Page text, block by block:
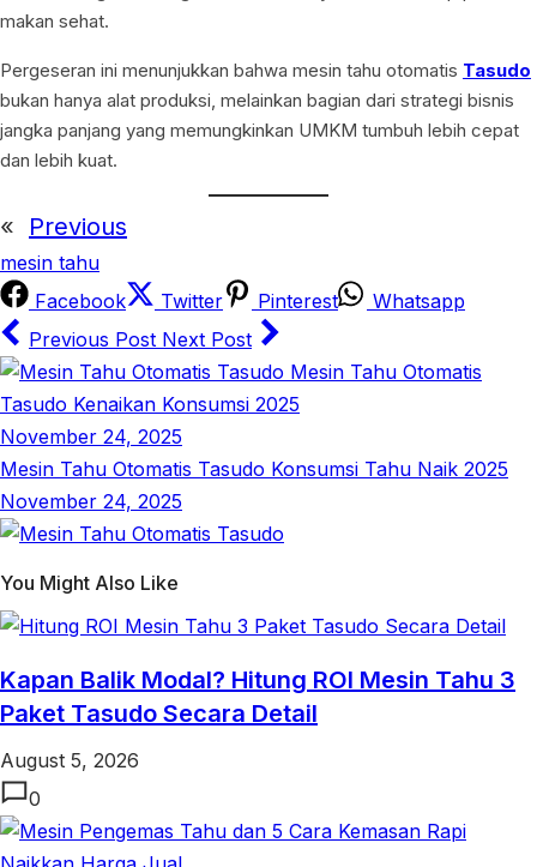
makan sehat.
Pergeseran ini menunjukkan bahwa mesin tahu otomatis Tasudo
bukan hanya alat produksi, melainkan bagian dari strategi bisnis
jangka panjang yang memungkinkan UMKM tumbuh lebih cepat
dan lebih kuat.
« Previous
mesin tahu
Facebook
Twitter Pinterest
Whatsapp
Previous Post Next Post
Mesin Tahu Otomatis
Tasudo Kenaikan Konsumsi 2025
November 24, 2025
Mesin Tahu Otomatis Tasudo Konsumsi Tahu Naik 2025
November 24, 2025
You Might Also Like
Kapan Balik Modal? Hitung ROI Mesin Tahu 3
Paket Tasudo Secara Detail
August 5, 2026
0